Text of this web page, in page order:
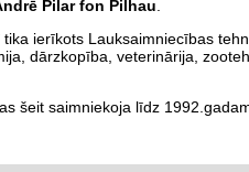
Pilar fon Pilhau
ierīkots Lauksaimniecības
dārzkopība, veterinārija,
šeit saimniekoja līdz